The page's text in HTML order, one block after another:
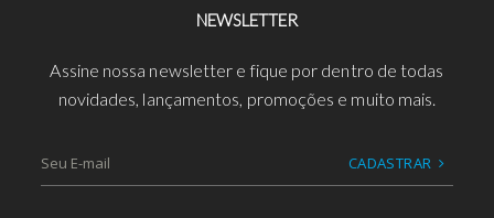
NEWSLETTER
Assine nossa newsletter e fique por dentro de todas
novidades, lançamentos, promoções e muito mais.
CADASTRAR